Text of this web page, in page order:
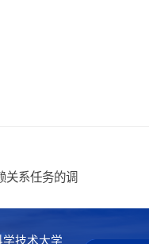
关系任务的调
技术大学